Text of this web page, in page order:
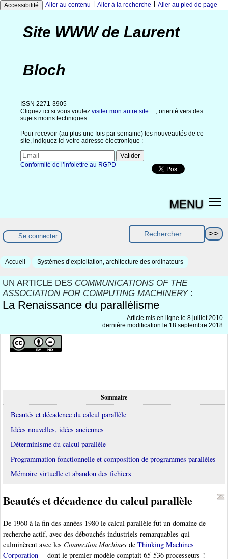
Accessibilité Aller au contenu Aller à la recherche Aller au pied de page
Site WWW de Laurent
Bloch
ISSN 2271-3905
Cliquez ici si vous voulez visiter mon autre site
, orienté vers des
sujets moins techniques.
Pour recevoir (au plus une fois par semaine) les nouveautés de ce
site, indiquez ici votre adresse électronique :
Conformité de l’infolettre au RGPD
MENU
Se connecter
Accueil Systèmes d’exploitation, architecture des ordinateurs
UN ARTICLE DES COMMUNICATIONS OF THE
ASSOCIATION FOR COMPUTING MACHINERY:
La Renaissance du parallélisme
Article mis en ligne le 8 juillet 2010
dernière modification le 18 septembre 2018
Sommaire
Beautés et décadence du calcul parallèle
Idées nouvelles, idées anciennes
Déterminisme du calcul parallèle
Programmation fonctionnelle et composition de programmes parallèles
Mémoire virtuelle et abandon des fichiers
Beautés et décadence du calcul parallèle
De 1960 à la fin des années 1980 le calcul parallèle fut un domaine de
recherche actif, avec des débouchés industriels remarquables qui
culminèrent avec les Connection Machines de Thinking Machines
Corporation
dont le premier modèle comptait 65 536 processeurs !